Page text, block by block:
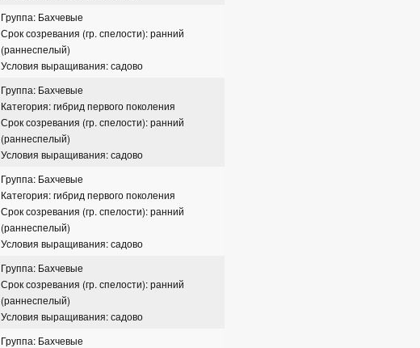
Группа: Бахчевые
Срок созревания (гр. спелости): ранний
(раннеспелый)
Условия выращивания: садово
Группа: Бахчевые
Категория: гибрид первого поколения
Срок созревания (гр. спелости): ранний
(раннеспелый)
Условия выращивания: садово
Группа: Бахчевые
Категория: гибрид первого поколения
Срок созревания (гр. спелости): ранний
(раннеспелый)
Условия выращивания: садово
Группа: Бахчевые
Срок созревания (гр. спелости): ранний
(раннеспелый)
Условия выращивания: садово
Группа: Бахчевые